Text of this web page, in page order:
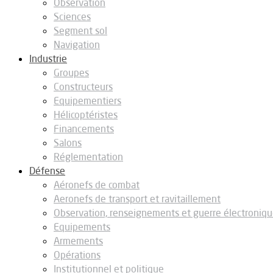
Observation
Sciences
Segment sol
Navigation
Industrie
Groupes
Constructeurs
Equipementiers
Hélicoptéristes
Financements
Salons
Réglementation
Défense
Aéronefs de combat
Aeronefs de transport et ravitaillement
Observation, renseignements et guerre
Equipements
Armements
Opérations
Institutionnel et politique